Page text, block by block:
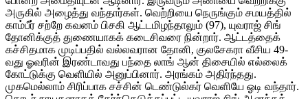
அருகில் அழைத்து வந்தார்கள். வெற்றியை நெருங்கும் சமயத்தில்
காம்பீர் சற்றே கவனம் பிசகி ஆட்டமிழந்தாலும் (97), யுவராஜ் சிங்
தோனிக்குத் துணையாகக் கடைசிவரை நின்றார். ஆட்டத்தைக்
கச்சிதமாக முடிப்பதில் வல்லவரான தோனி, குலசேகரா வீசிய 49-
வது ஓவரின் இரண்டாவது பந்தை லாங் ஆன் திசையில் எல்லைக்
கோட்டுக்கு வெளியில் அனுப்பினார். அரங்கம் அதிர்ந்தது.
முகமெல்லாம் சிரிப்பாக சச்சின் டெண்டுல்கர் வெளியே ஓடி வந்தார்.